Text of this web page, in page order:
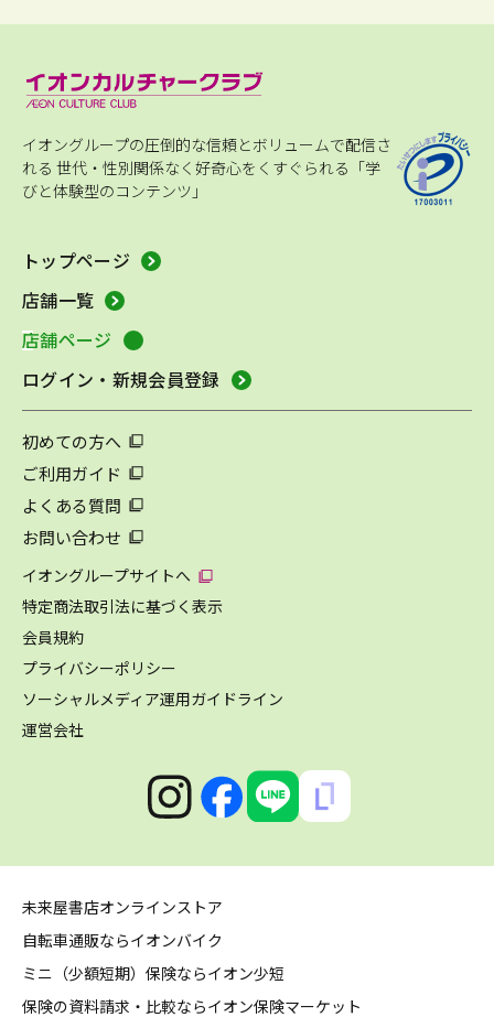
イオングループの圧倒的な信頼とボリュームで配信さ
れる 世代・性別関係なく好奇心をくすぐられる「学
びと体験型のコンテンツ」
トップページ
店舗一覧
店舗ページ
ログイン・新規会員登録
初めての方へ
ご利用ガイド
よくある質問
お問い合わせ
イオングループサイトへ
特定商法取引法に基づく表示
会員規約
プライバシーポリシー
ソーシャルメディア運用ガイドライン
運営会社
未来屋書店オンラインストア
自転車通販ならイオンバイク
ミニ（少額短期）保険ならイオン少短
保険の資料請求・比較ならイオン保険マーケット